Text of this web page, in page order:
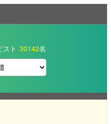
スト 30142名